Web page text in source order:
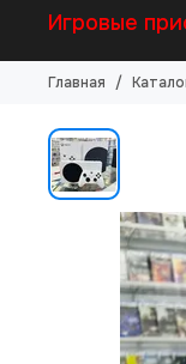
Игровые
Главная